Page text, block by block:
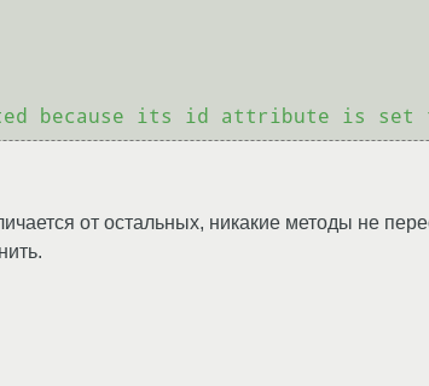
от остальных, никакие методы не